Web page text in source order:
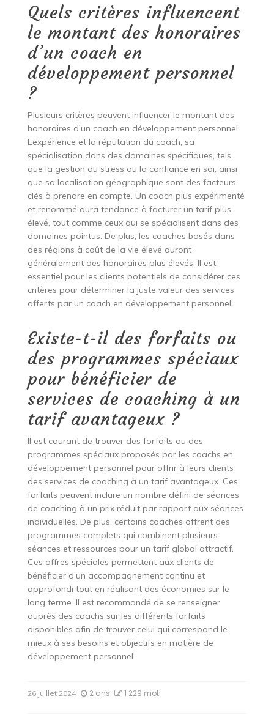
Quels critères influencent
le montant des honoraires
d’un coach en
développement personnel
?
Plusieurs critères peuvent influencer le montant des
honoraires d’un coach en développement personnel.
L’expérience et la réputation du coach, sa
spécialisation dans des domaines spécifiques, tels
que la gestion du stress ou la confiance en soi, ainsi
que sa localisation géographique sont des facteurs
clés à prendre en compte. Un coach plus expérimenté
et renommé aura tendance à facturer un tarif plus
élevé, tout comme ceux qui se spécialisent dans des
domaines pointus. De plus, les coaches basés dans
des régions à coût de la vie élevé auront
généralement des honoraires plus élevés. Il est
essentiel pour les clients potentiels de considérer ces
critères pour déterminer la juste valeur des services
offerts par un coach en développement personnel.
Existe-t-il des forfaits ou
des programmes spéciaux
pour bénéficier de
services de coaching à un
tarif avantageux ?
Il est courant de trouver des forfaits ou des
programmes spéciaux proposés par les coachs en
développement personnel pour offrir à leurs clients
des services de coaching à un tarif avantageux. Ces
forfaits peuvent inclure un nombre défini de séances
de coaching à un prix réduit par rapport aux séances
individuelles. De plus, certains coaches offrent des
programmes complets qui combinent plusieurs
séances et ressources pour un tarif global attractif.
Ces offres spéciales permettent aux clients de
bénéficier d’un accompagnement continu et
approfondi tout en réalisant des économies sur le
long terme. Il est recommandé de se renseigner
auprès des coachs sur les différents forfaits
disponibles afin de trouver celui qui correspond le
mieux à ses besoins et objectifs en matière de
développement personnel.
26 juillet 2024 2 ans 1 229 mot